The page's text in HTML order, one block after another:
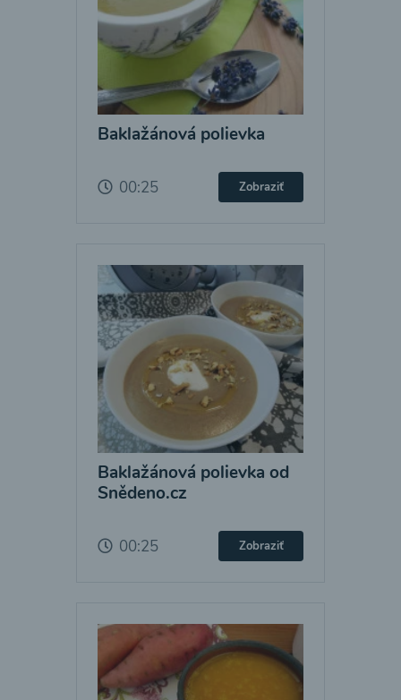
Baklažánová polievka
00:25 Zobraziť
Baklažánová polievka od
Snědeno.cz
00:25 Zobraziť